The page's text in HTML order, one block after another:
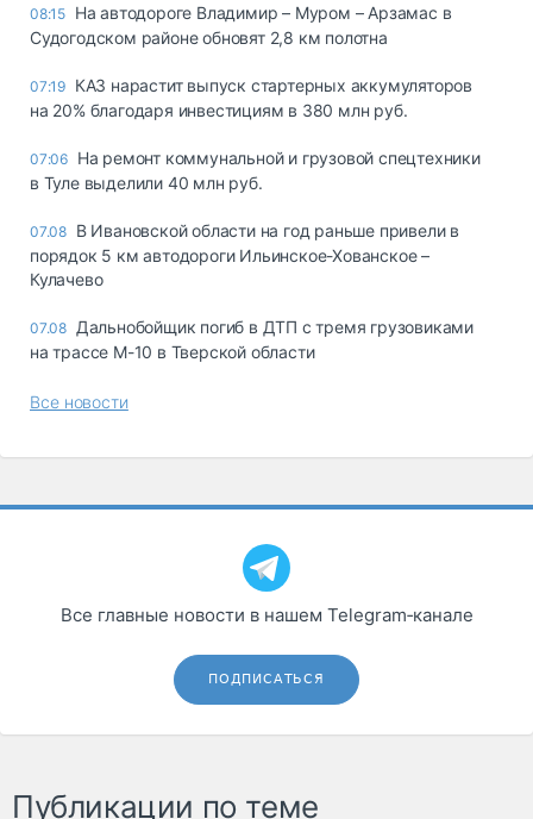
08:15 На автодороге Владимир – Муром – Арзамас в
Судогодском районе обновят 2,8 км полотна
07:19 КАЗ нарастит выпуск стартерных аккумуляторов
на 20% благодаря инвестициям в 380 млн руб.
07:06 На ремонт коммунальной и грузовой спецтехники
в Туле выделили 40 млн руб.
07.08 В Ивановской области на год раньше привели в
порядок 5 км автодороги Ильинское-Хованское –
Кулачево
07.08 Дальнобойщик погиб в ДТП с тремя грузовиками
на трассе М-10 в Тверской области
Все новости
Все главные новости в нашем Telegram‑канале
ПОДПИСАТЬСЯ
Публикации по теме